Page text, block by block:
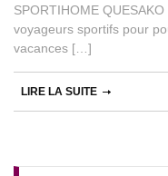
SPORTIHOME
voyageurs sportifs pour
vacances […]
LIRE LA SUITE